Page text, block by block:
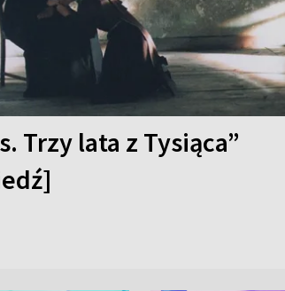
Trzy lata z Tysiąca”